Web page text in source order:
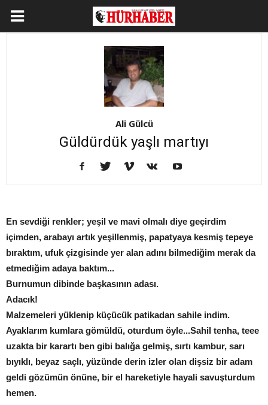
Ali Gülcü
Güldürdük yaşlı martıyı
En sevdiği renkler; yeşil ve mavi olmalı diye geçirdim
içimden, arabayı artık yeşillenmiş, papatyaya kesmiş tepeye
bıraktım, ufuk çizgisinde yer alan adını bilmediğim merak da
etmediğim adaya baktım...
Burnumun dibinde başkasının adası.
Adacık!
Malzemeleri yüklenip küçücük patikadan sahile indim.
Ayaklarım kumlara gömüldü, oturdum öyle...Sahil tenha, teee
uzakta bir karartı ben gibi balığa gelmiş, sırtı kambur, sarı
bıyıklı, beyaz saçlı, yüzünde derin izler olan dişsiz bir adam
geldi gözümün önüne, bir el hareketiyle hayali savuşturdum
hemen.